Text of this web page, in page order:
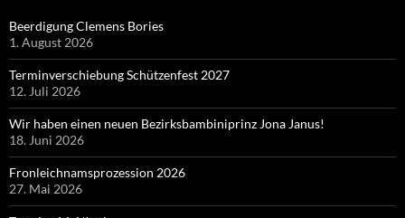
Beerdigung Clemens Bories
1. August 2026
Terminverschiebung Schützenfest 2027
12. Juli 2026
Wir haben einen neuen Bezirksbambiniprinz Jona Janus!
18. Juni 2026
Fronleichnamsprozession 2026
27. Mai 2026